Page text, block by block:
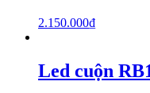
2.150.000₫
Led cuộn